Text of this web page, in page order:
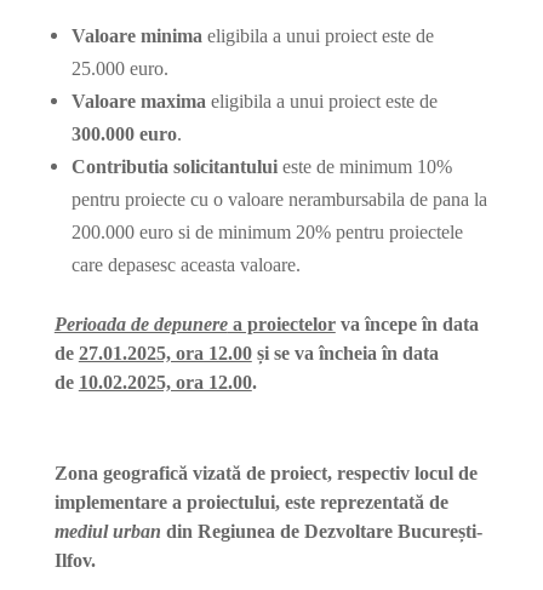
Valoare minima eligibila a unui proiect este de
25.000 euro.
Valoare maxima eligibila a unui proiect este de
300.000 euro.
Contributia solicitantului este de minimum 10%
pentru proiecte cu o valoare nerambursabila de pana la
200.000 euro si de minimum 20% pentru proiectele
care depasesc aceasta valoare.
Perioada de depunerea proiectelorva începe în data
de 27.01.2025, ora 12.00și se va încheia în data
de 10.02.2025, ora 12.00.
Zona geografică vizată de proiect, respectiv locul de
implementare a proiectului, este reprezentată de
mediul urban din Regiunea de Dezvoltare București-
Ilfov.